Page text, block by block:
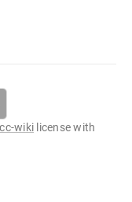
cc-wiki license with